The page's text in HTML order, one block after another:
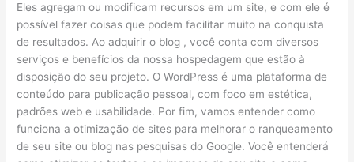
Eles agregam ou modificam recursos em um site, e com ele é
possível fazer coisas que podem facilitar muito na conquista
de resultados. Ao adquirir o blog , você conta com diversos
serviços e benefícios da nossa hospedagem que estão à
disposição do seu projeto. O WordPress é uma plataforma de
conteúdo para publicação pessoal, com foco em estética,
padrões web e usabilidade. Por fim, vamos entender como
funciona a otimização de sites para melhorar o ranqueamento
de seu site ou blog nas pesquisas do Google. Você entenderá